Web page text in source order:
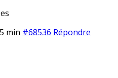
min #68536 Répondre